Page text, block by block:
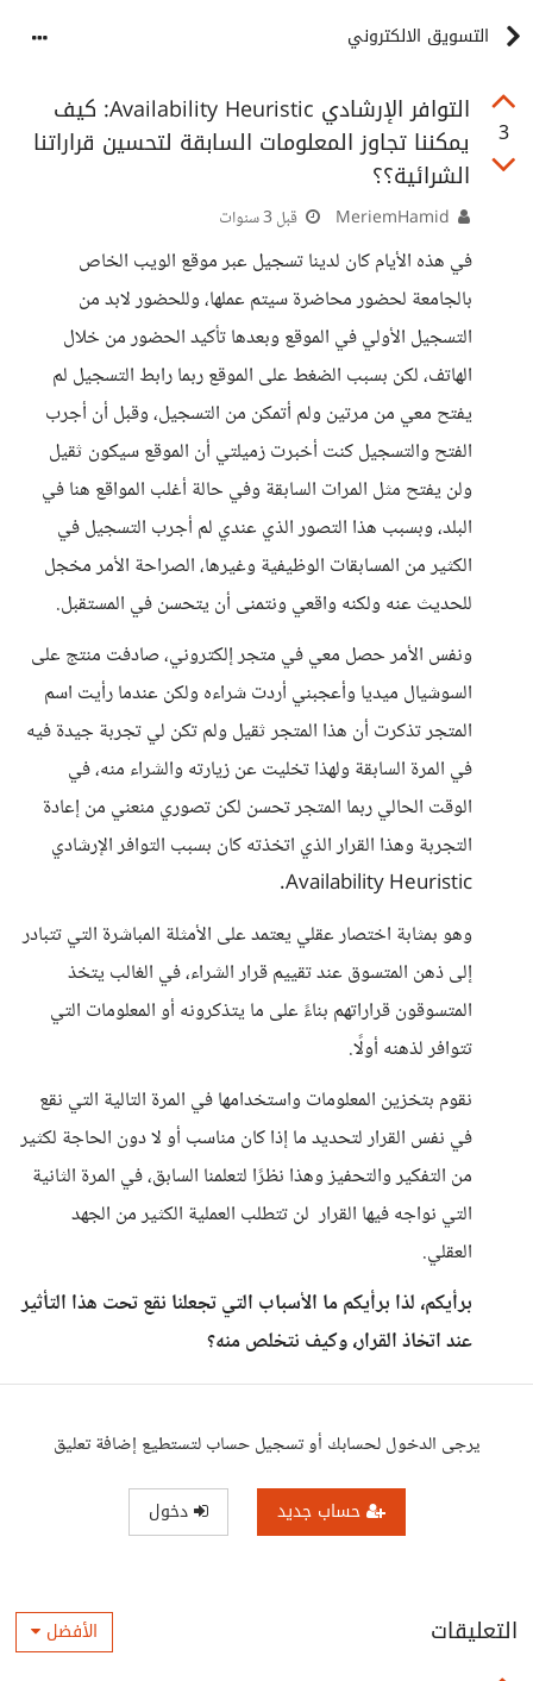
التسويق الالكتروني
3
التوافر الإرشادي Availability Heuristic: كيف
يمكننا تجاوز المعلومات السابقة لتحسين قراراتنا
الشرائية؟؟
قبل 3 سنوات
في هذه الأيام كان لدينا تسجيل عبر موقع الويب الخاص
بالجامعة لحضور محاضرة سيتم عملها، وللحضور لابد من
التسجيل الأولي في الموقع وبعدها تأكيد الحضور من خلال
الهاتف، لكن بسبب الضغط على الموقع ربما رابط التسجيل لم
يفتح معي من مرتين ولم أتمكن من التسجيل، وقبل أن أجرب
الفتح والتسجيل كنت أخبرت زميلتي أن الموقع سيكون ثقيل
ولن يفتح مثل المرات السابقة وفي حالة أغلب المواقع هنا في
البلد، وبسبب هذا التصور الذي عندي لم أجرب التسجيل في
الكثير من المسابقات الوظيفية وغيرها، الصراحة الأمر مخجل
للحديث عنه ولكنه واقعي ونتمنى أن يتحسن في المستقبل.
ونفس الأمر حصل معي في متجر إلكتروني، صادفت منتج على
السوشيال ميديا وأعجبني أردت شراءه ولكن عندما رأيت اسم
المتجر تذكرت أن هذا المتجر ثقيل ولم تكن لي تجربة جيدة فيه
في المرة السابقة ولهذا تخليت عن زيارته والشراء منه، في
الوقت الحالي ربما المتجر تحسن لكن تصوري منعني من إعادة
التجربة وهذا القرار الذي اتخذته كان بسبب التوافر الإرشادي
Availability Heuristic.
وهو بمثابة اختصار عقلي يعتمد على الأمثلة المباشرة التي تتبادر
إلى ذهن المتسوق عند تقييم قرار الشراء، في الغالب يتخذ
المتسوقون قراراتهم بناءً على ما يتذكرونه أو المعلومات التي
تتوافر لذهنه أولًا.
نقوم بتخزين المعلومات واستخدامها في المرة التالية التي نقع
في نفس القرار لتحديد ما إذا كان مناسب أو لا دون الحاجة لكثير
من التفكير والتحفيز وهذا نظرًا لتعلمنا السابق، في المرة الثانية
التي نواجه فيها القرار لن تتطلب العملية الكثير من الجهد
العقلي.
برأيكم، لذا برأيكم ما الأسباب التي تجعلنا نقع تحت هذا التأثير
عند اتخاذ القرار، وكيف نتخلص منه؟
يرجى الدخول لحسابك أو تسجيل حساب لتستطيع إضافة تعليق
حساب جديد دخول
التعليقات الأفضل